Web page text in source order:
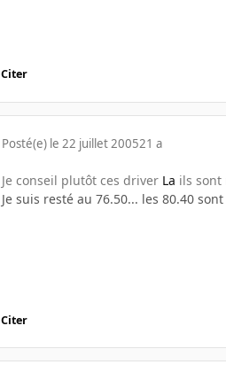
Citer
Posté(e) le 22 juillet 200521 a
Je conseil plutôt ces driver La ils sont
Je suis resté au 76.50... les 80.40
Citer